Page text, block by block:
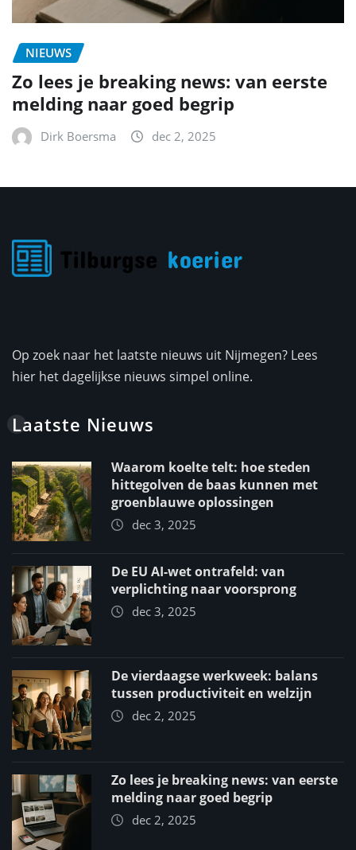
NIEUWS
Zo lees je breaking news: van eerste
melding naar goed begrip
Dirk Boersma dec 2, 2025
Op zoek naar het laatste nieuws uit Nijmegen? Lees
hier het dagelijkse nieuws simpel online.
Laatste Nieuws
Waarom koelte telt: hoe steden
hittegolven de baas kunnen met
groenblauwe oplossingen
dec 3, 2025
De EU AI-wet ontrafeld: van
verplichting naar voorsprong
dec 3, 2025
De vierdaagse werkweek: balans
tussen productiviteit en welzijn
dec 2, 2025
Zo lees je breaking news: van eerste
melding naar goed begrip
dec 2, 2025